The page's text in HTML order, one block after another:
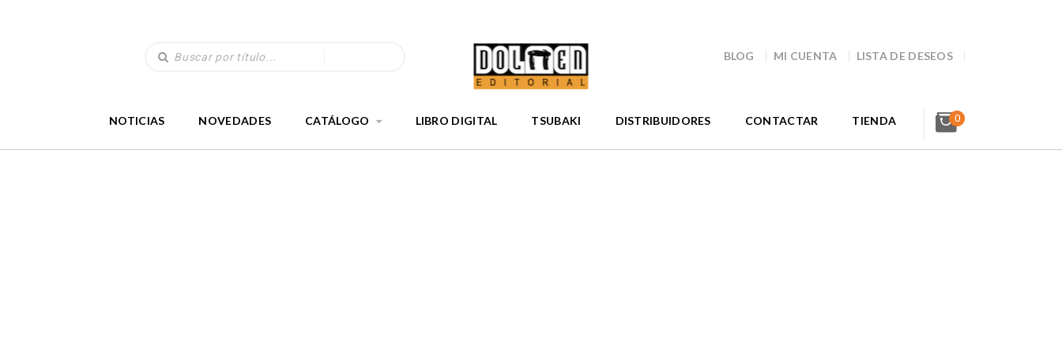
BLOG MI CUENTA LISTA DE DESEOS
NOTICIAS NOVEDADES CATÁLOGO LIBRO DIGITAL TSUBAKI DISTRIBUIDORES CONTACTAR TIENDA 0